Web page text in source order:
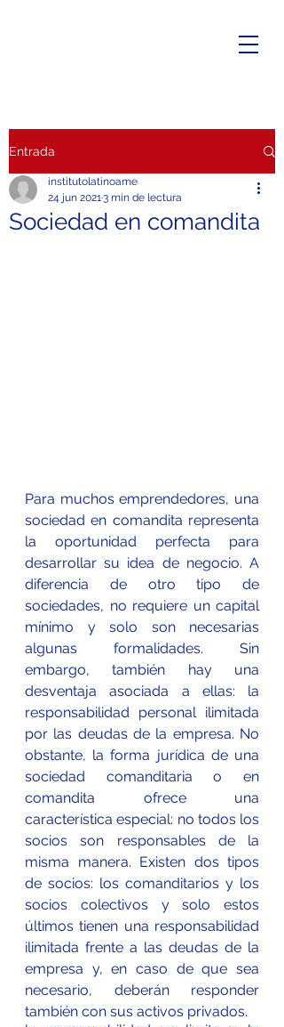
Entrada
Sociedad en comandita
institutolatinoame
24 jun 20213 min de lectura
Para muchos emprendedores, una
sociedad en comandita representa
la oportunidad perfecta para
desarrollar su idea de negocio. A
diferencia de otro tipo de
sociedades, no requiere un capital
mínimo y solo son necesarias
algunas formalidades. Sin
embargo, también hay una
desventaja asociada a ellas: la
responsabilidad personal ilimitada
por las deudas de la empresa. No
sociedad comanditaria o en
comandita ofrece una
característica especial: no todos los
socios son responsables de la
misma manera. Existen dos tipos
de socios: los comanditarios y los
socios colectivos y solo estos
últimos tienen una responsabilidad
ilimitada frente a las deudas de la
empresa y, en caso de que sea
necesario, deberán responder
también con sus activos privados.